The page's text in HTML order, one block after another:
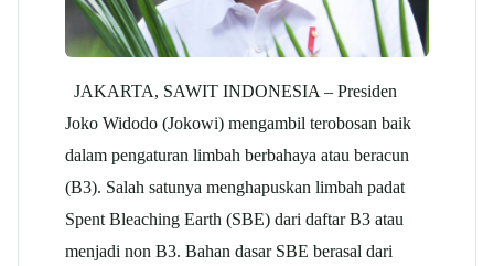
JAKARTA, SAWIT INDONESIA – Presiden
Joko Widodo (Jokowi) mengambil terobosan baik
dalam pengaturan limbah berbahaya atau beracun
(B3). Salah satunya menghapuskan limbah padat
Spent Bleaching Earth (SBE) dari daftar B3 atau
menjadi non B3. Bahan dasar SBE berasal dari